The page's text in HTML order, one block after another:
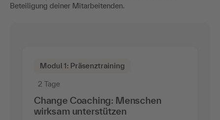
Beteiligung deiner Mitarbeitenden.
Modul 1: Präsenztraining
2 Tage
Change Coaching: Menschen
wirksam unterstützen